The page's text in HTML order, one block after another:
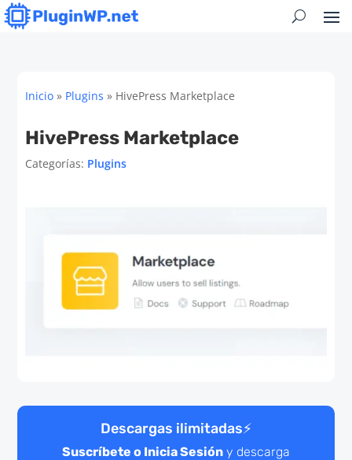
Inicio » Plugins » HivePress Marketplace
HivePress Marketplace
Categorías: Plugins
Descargas ilimitadas⚡
Suscríbete o Inicia Sesión y descarga